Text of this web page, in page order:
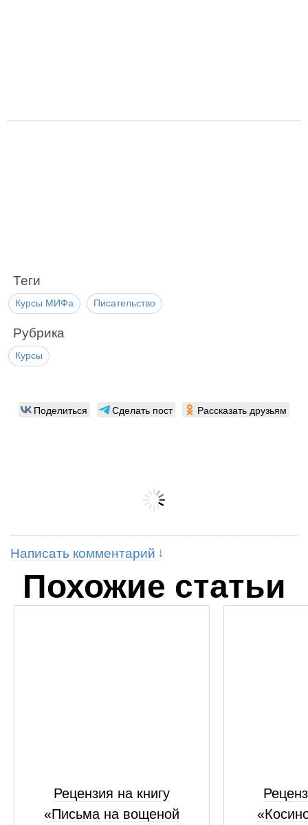
Теги
Курсы МИФа Писательство
Рубрика
Курсы
Поделиться Сделать пост Рассказать друзьям
Написать комментарий
Похожие статьи
Рецензия на книгу
«Письма на вощеной